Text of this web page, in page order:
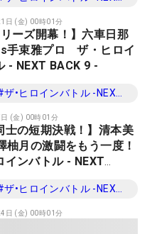
日 (金) 00時01分
リーズ開幕！】六車日那
手束雅プロ ザ・ヒロイ
ンバトル - NEXT BACK 9 -
ザ•ヒロインバトル -NEXT BACK 9-
(金) 00時01分
士の短期決戦！】清本美
柚月の激闘をもう一度！
インバトル - NEXT
ザ•ヒロインバトル -NEXT BACK 9-
日 (金) 00時01分